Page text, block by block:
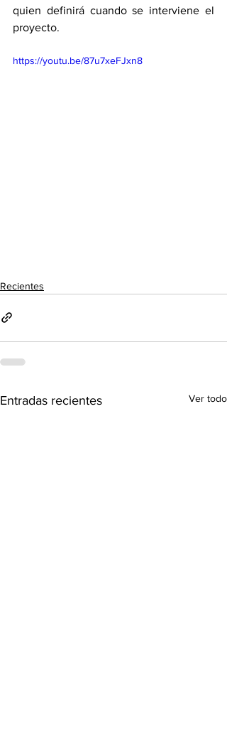
quien definirá cuando se interviene el
proyecto.
https://youtu.be/87u7xeFJxn8
Recientes
Entradas recientes Ver todo